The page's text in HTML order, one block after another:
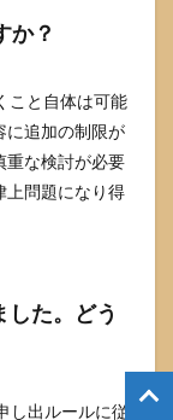
か？
こと自体は可能
に追加の制限が
重な検討が必要
上問題になり得
た。どう
し出ルールに従